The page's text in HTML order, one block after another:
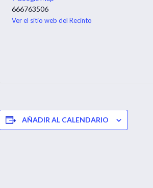
666763506
Ver el sitio web del Recinto
AÑADIR AL CALENDARIO